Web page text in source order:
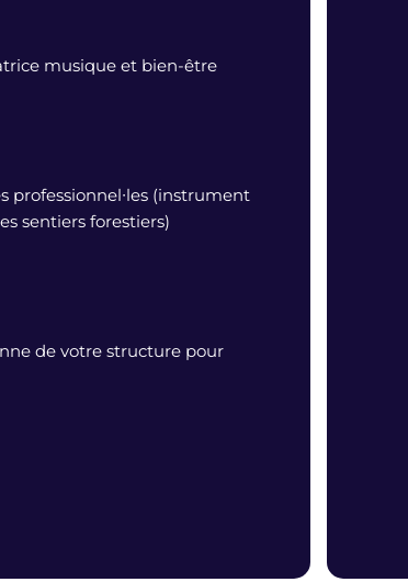
musique et bien-être
professionnel∙les (instrument
sentiers forestiers)
de votre structure pour